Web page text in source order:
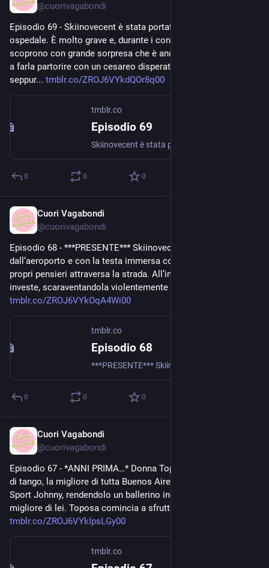
@cuorivagabondi
Episodio 69 - Skiinovecent è stata portata urgentemente in
ospedale. È molto grave e, durante i controlli, i dottori
scoprono con grande sorpresa che è anche incinta e riescono
a farla partorire con un cesareo disperato. Nasce così,
seppur... tmblr.co/ZROJ6VYkdQOr8q00
tmblr.co
Episodio 69
0 0 0
Cuori Vagabondi
@cuorivagabondi
Episodio 68 - ***PRESENTE*** Skiinovecent sta uscendo
dall’aeroporto e con la testa immersa completamente nei
propri pensieri attraversa la strada. All’improvviso un taxi la
investe, scaraventandola violentemente a terra. L’autista e il...
tmblr.co/ZROJ6VYkOqA4Wi00
tmblr.co
Episodio 68
0 0 0
Cuori Vagabondi
@cuorivagabondi
Episodio 67 - *ANNI PRIMA…* Donna Toposa è un'insegnante
di tango, la migliore di tutta Buenos Aires. Dà lezioni di ballo a
Sport Johnny, rendendolo un ballerino incredibile, anche
migliore di lei. Toposa comincia a sfruttare le doti del...
tmblr.co/ZROJ6VYkIpsLGy00
tmblr.co